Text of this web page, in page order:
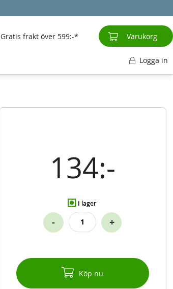
134:-
I lager
- +
Köp nu
Gratis frakt över 599:- Varukorg
Logga in